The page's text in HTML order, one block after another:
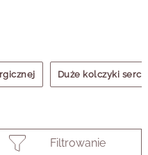
Duże kolczyki serca
Filtrowanie